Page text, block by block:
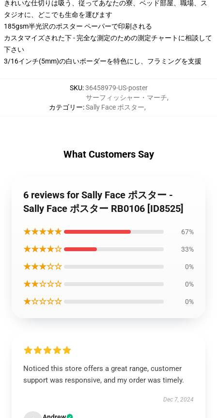
きれいな仕切りは吸う、従ってあなたの寮、ベッド部屋、職場、ス
タジオに、どこでも生命を運びます
185gsm半光沢のポスター ペーパーで印刷される
カスタマイズされた下 - 完全な測定のための測定チャートに相談して
下さい
3/16インチ(5mm)の白いボーダーを特色にし、フラミングを支援
SKU:36458979-US-poster
カテゴリー:
サーフィッシャー・マーチ,
Sally Face ポスター,
What Customers Say
6 reviews for Sally Face ポスター -
Sally Face ポスター RB0106 [ID8525]
★★★★★ 67%
★★★★☆ 33%
★★★☆☆ 0%
★★☆☆☆ 0%
★☆☆☆☆ 0%
Noticed this store offers a great range, customer
support was responsive, and my order was timely.
Dec 7, 2024